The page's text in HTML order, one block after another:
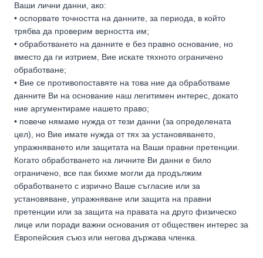
Ваши лични данни, ако:
• оспорвате точността на данните, за периода, в който
трябва да проверим верността им;
• обработването на данните е без правно основание, но
вместо да ги изтрием, Вие искате тяхното ограничено
обработване;
• Вие се противопоставяте на това ние да обработваме
данните Ви на основание наш легитимен интерес, докато
ние аргументираме нашето право;
• повече нямаме нужда от тези данни (за определената
цел), но Вие имате нужда от тях за установяването,
упражняването или защитата на Ваши правни претенции.
Когато обработването на личните Ви данни е било
ограничено, все пак бихме могли да продължим
обработването с изрично Ваше съгласие или за
установяване, упражняване или защита на правни
претенции или за защита на правата на друго физическо
лице или поради важни основания от обществен интерес за
Европейския съюз или негова държава членка.